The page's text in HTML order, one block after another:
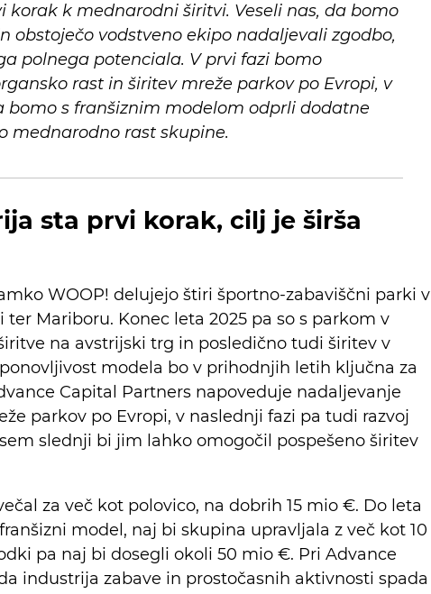
korak k mednarodni širitvi. Veseli nas, da bomo
obstoječo vodstveno ekipo nadaljevali zgodbo,
polnega potenciala. V prvi fazi bomo
rast in širitev mreže parkov po Evropi, v
bomo s franšiznim modelom odprli dodatne
mednarodno rast skupine.
sta prvi korak, cilj je širša
WOOP! delujejo štiri športno-zabaviščni parki v
Mariboru. Konec leta 2025 pa so s parkom v
na avstrijski trg in posledično tudi širitev v
modela bo v prihodnjih letih ključna za
Capital Partners napoveduje nadaljevanje
parkov po Evropi, v naslednji fazi pa tudi razvoj
slednji bi jim lahko omogočil pospešeno širitev
za več kot polovico, na dobrih 15 mio €. Do leta
model, naj bi skupina upravljala z več kot 10
pa naj bi dosegli okoli 50 mio €. Pri Advance
industrija zabave in prostočasnih aktivnosti spada